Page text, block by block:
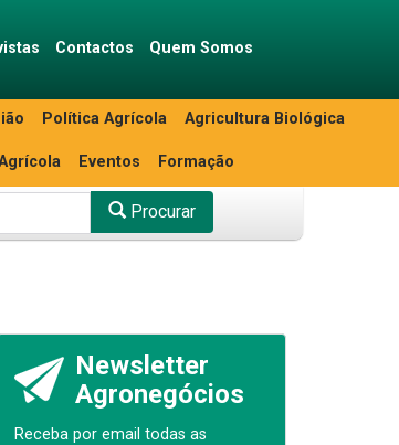
Contactos Quem Somos
Política Agrícola Agricultura Biológica
Eventos Formação
Procurar
Newsletter
Agronegócios
Receba por email todas as